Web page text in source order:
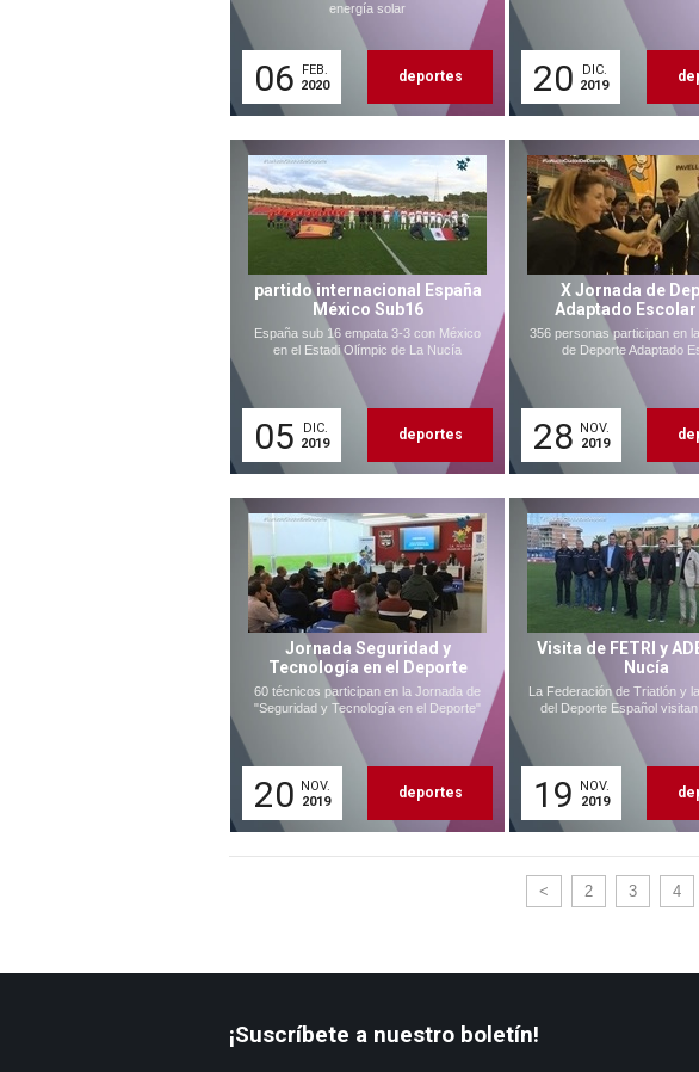
energía solar
06
FEB.
2020
deportes 20
DIC.
2019
partido internacional España
México Sub16
España sub 16 empata 3-3 con México
en el Estadi Olímpic de La Nucía
05
DIC.
2019
deportes
X Jornada de
Adaptado Escolar
356 personas participan en
de Deporte Adaptado
28 NOV.
2019
Jornada Seguridad y
Tecnología en el Deporte
60 técnicos participan en la Jornada de
"Seguridad y Tecnología en el Deporte"
20 NOV.
2019
deportes
Visita de FETRI y
Nucía
La Federación de Triatlón y
del Deporte Español
19
NOV.
2019
< 2 3 4
¡Suscríbete a nuestro boletín!